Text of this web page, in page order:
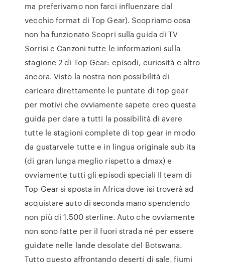
ma preferivamo non farci influenzare dal
vecchio format di Top Gear). Scopriamo cosa
non ha funzionato Scopri sulla guida di TV
Sorrisi e Canzoni tutte le informazioni sulla
stagione 2 di Top Gear: episodi, curiosità e altro
ancora. Visto la nostra non possibilità di
caricare direttamente le puntate di top gear
per motivi che ovviamente sapete creo questa
guida per dare a tutti la possibilità di avere
tutte le stagioni complete di top gear in modo
da gustarvele tutte e in lingua originale sub ita
(di gran lunga meglio rispetto a dmax) e
ovviamente tutti gli episodi speciali Il team di
Top Gear si sposta in Africa dove isi troverà ad
acquistare auto di seconda mano spendendo
non più di 1.500 sterline. Auto che ovviamente
non sono fatte per il fuori strada né per essere
guidate nelle lande desolate del Botswana.
Tutto questo affrontando deserti di sale, fiumi